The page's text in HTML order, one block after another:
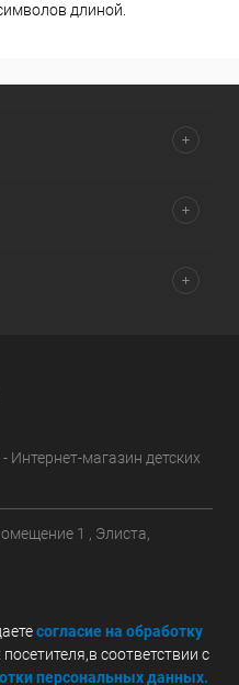
длиной.
магазин детских
1 , Элиста,
согласие на обработку
соответствии с
персональных данных.